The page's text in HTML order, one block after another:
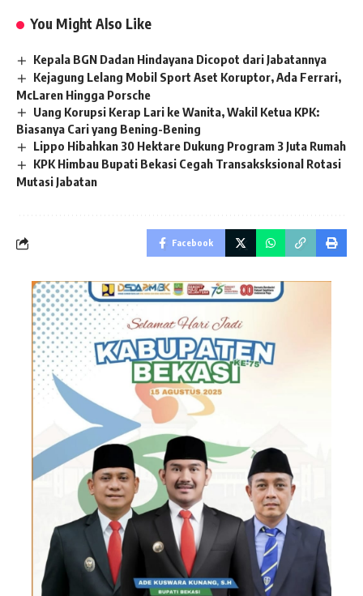
You Might Also Like
Kepala BGN Dadan Hindayana Dicopot dari Jabatannya
Kejagung Lelang Mobil Sport Aset Koruptor, Ada Ferrari,
McLaren Hingga Porsche
Uang Korupsi Kerap Lari ke Wanita, Wakil Ketua KPK:
Biasanya Cari yang Bening-Bening
Lippo Hibahkan 30 Hektare Dukung Program 3 Juta Rumah
KPK Himbau Bupati Bekasi Cegah Transaksksional Rotasi
Mutasi Jabatan
Facebook